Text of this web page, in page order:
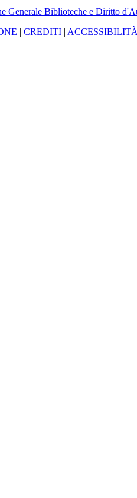
Generale Biblioteche e Diritto
| CREDITI |